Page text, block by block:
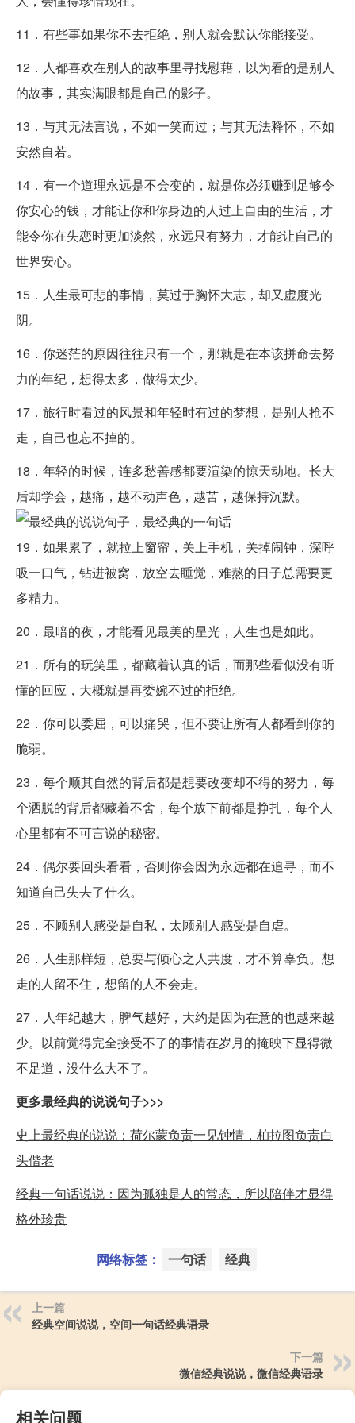
11．有些事如果你不去拒绝，别人就会默认你能接受。
12．人都喜欢在别人的故事里寻找慰藉，以为看的是别人
的故事，其实满眼都是自己的影子。
13．与其无法言说，不如一笑而过；与其无法释怀，不如
安然自若。
14．有一个道理永远是不会变的，就是你必须赚到足够令
你安心的钱，才能让你和你身边的人过上自由的生活，才
能令你在失恋时更加淡然，永远只有努力，才能让自己的
世界安心。
15．人生最可悲的事情，莫过于胸怀大志，却又虚度光
阴。
16．你迷茫的原因往往只有一个，那就是在本该拼命去努
力的年纪，想得太多，做得太少。
17．旅行时看过的风景和年轻时有过的梦想，是别人抢不
走，自己也忘不掉的。
18．年轻的时候，连多愁善感都要渲染的惊天动地。长大
后却学会，越痛，越不动声色，越苦，越保持沉默。
19．如果累了，就拉上窗帘，关上手机，关掉闹钟，深呼
吸一口气，钻进被窝，放空去睡觉，难熬的日子总需要更
多精力。
20．最暗的夜，才能看见最美的星光，人生也是如此。
21．所有的玩笑里，都藏着认真的话，而那些看似没有听
懂的回应，大概就是再委婉不过的拒绝。
22．你可以委屈，可以痛哭，但不要让所有人都看到你的
脆弱。
23．每个顺其自然的背后都是想要改变却不得的努力，每
个洒脱的背后都藏着不舍，每个放下前都是挣扎，每个人
心里都有不可言说的秘密。
24．偶尔要回头看看，否则你会因为永远都在追寻，而不
知道自己失去了什么。
25．不顾别人感受是自私，太顾别人感受是自虐。
26．人生那样短，总要与倾心之人共度，才不算辜负。想
走的人留不住，想留的人不会走。
27．人年纪越大，脾气越好，大约是因为在意的也越来越
少。以前觉得完全接受不了的事情在岁月的掩映下显得微
不足道，没什么大不了。
更多最经典的说说句子>>>
史上最经典的说说：荷尔蒙负责一见钟情，柏拉图负责白
头偕老
经典一句话说说：因为孤独是人的常态，所以陪伴才显得
格外珍贵
网络标签： 一句话 经典
上一篇
经典空间说说，空间一句话经典语录
下一篇
微信经典说说，微信经典语录
相关问题